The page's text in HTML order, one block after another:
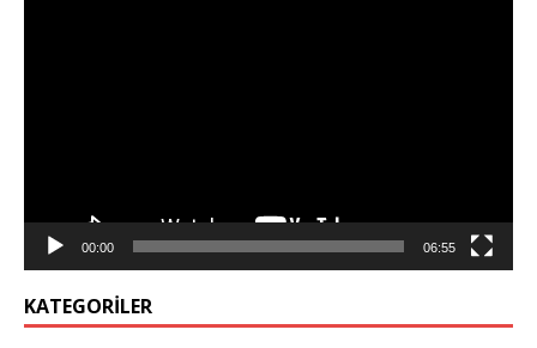
00:00 06:55
KATEGORILER